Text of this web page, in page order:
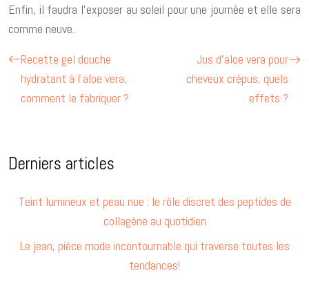
Enfin, il faudra l’exposer au soleil pour une journée et elle sera
comme neuve.
Recette gel douche
hydratant à l’aloe vera,
comment le fabriquer ?
Jus d’aloe vera pour
cheveux crépus, quels
effets ?
Derniers articles
Teint lumineux et peau nue : le rôle discret des peptides de
collagène au quotidien
Le jean, pièce mode incontournable qui traverse toutes les
tendances!